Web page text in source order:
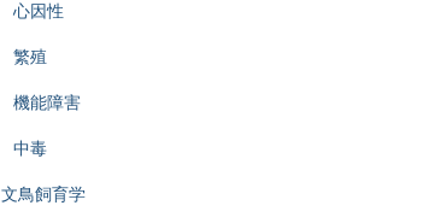
心因性
繁殖
機能障害
中毒
文鳥飼育学